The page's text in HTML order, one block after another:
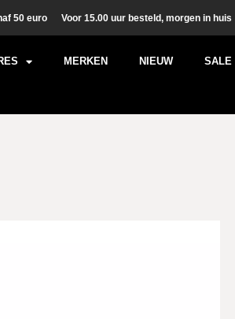
50 euro Voor 15.00 uur besteld, morgen in huis
MERKEN NIEUW SALE